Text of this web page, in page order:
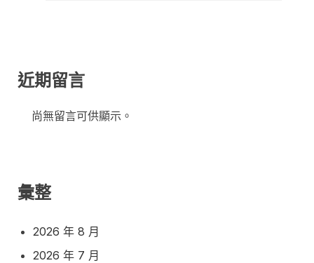
近期留言
尚無留言可供顯示。
彙整
2026 年 8 月
2026 年 7 月